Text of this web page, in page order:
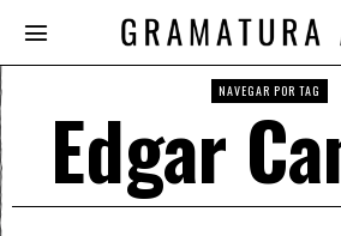
NAVEGAR POR TAG
Edgar